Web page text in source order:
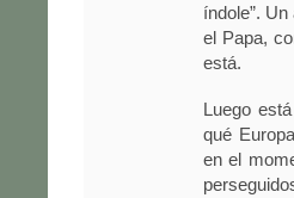
índole”.
el Papa,
está.
Luego
qué
en el